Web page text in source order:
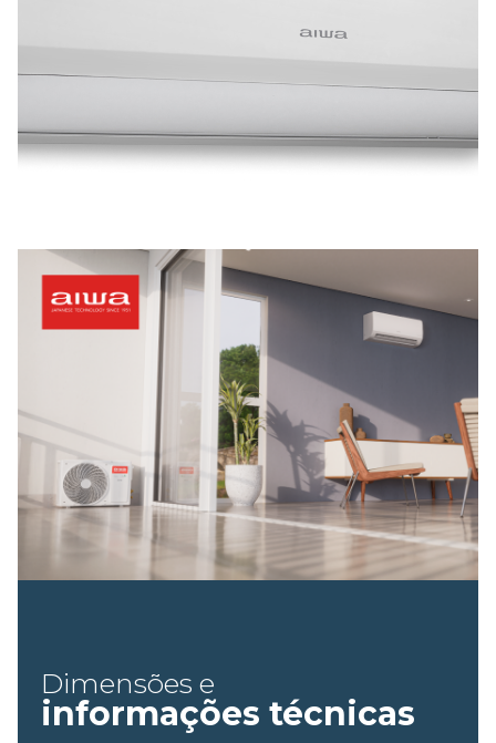
Dimensões e
informações técnicas